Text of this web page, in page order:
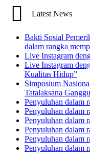
Latest News
Bakti Sosial
dalam rangka
Live Instagram
Live Instagram
Kualitas Hidup”
Simposium
Tatalaksana
Penyuluhan dalam
Penyuluhan dalam
Penyuluhan dalam
Penyuluhan dalam
Penyuluhan dalam
Penyuluhan dalam